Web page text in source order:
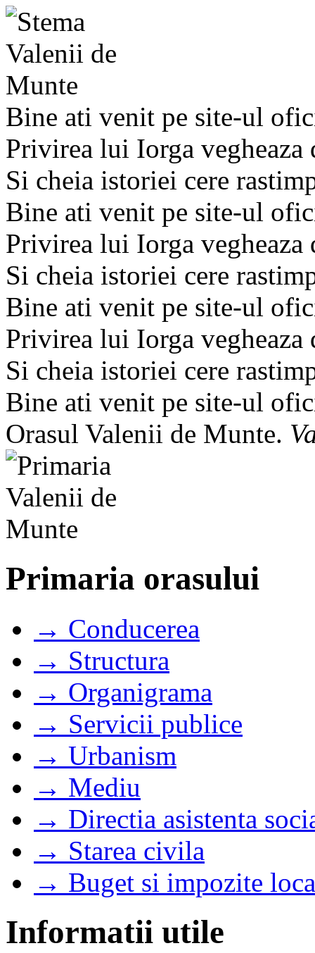
Bine ati venit pe site-ul
Privirea lui Iorga
Si cheia istoriei cere
Bine ati venit pe site-ul
Privirea lui Iorga
Si cheia istoriei cere
Bine ati venit pe site-ul
Privirea lui Iorga
Si cheia istoriei cere
Bine ati venit pe site-ul
Orasul Valenii de Munte.
Primaria orasului
→ Conducerea
→ Structura
→ Organigrama
→ Servicii publice
→ Urbanism
→ Mediu
→ Directia asistenta
→ Starea civila
→ Buget si impozite
Informatii utile